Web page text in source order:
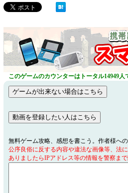
このゲームのカウンターはトータル14949人
無料ゲーム攻略、感想を書こう。作者様への
公序良俗に反する内容や違法な画像等、法
ありましたらIPアドレス等の情報を警察ま